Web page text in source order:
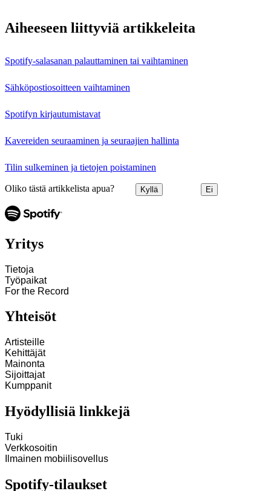
Aiheeseen liittyviä artikkeleita
Spotify-salasanan palauttaminen tai vaihtaminen
Sähköpostiosoitteen vaihtaminen
Spotifyn kirjautumistavat
Kavereiden seuraaminen ja seuraajien hallinta
Tilin sulkeminen ja tietojen poistaminen
Oliko tästä artikkelista apua? Kyllä Ei
Yritys
Tietoja
Työpaikat
For the Record
Yhteisöt
Artisteille
Kehittäjät
Mainonta
Sijoittajat
Kumppanit
Hyödyllisiä linkkejä
Tuki
Verkkosoitin
Ilmainen mobiilisovellus
Spotify-tilaukset